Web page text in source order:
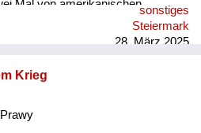
Mal von amerikanischen
zufolge wurde Hitler in
Schulweg war im Krieg
über die Wiesen Richtung
gab, diese im
abwarten und anschließend
auf den Berg antreten.
sonstiges
Steiermark
28. März 2025
Krieg